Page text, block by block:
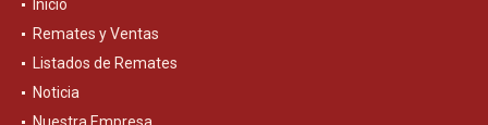
Inicio
Remates y Ventas
Listados de Remates
Noticia
Nuestra Empresa